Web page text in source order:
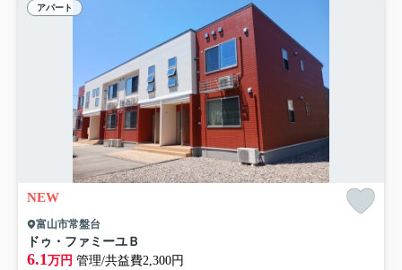
アパート
NEW
富山市常盤台
ドゥ・ファミーユＢ
6.1万円 管理/共益費2,300円